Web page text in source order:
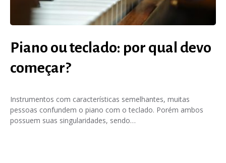
Piano ou teclado: por qual devo
começar?
Instrumentos com características semelhantes, muitas
pessoas confundem o piano com o teclado. Porém ambos
possuem suas singularidades, sendo…